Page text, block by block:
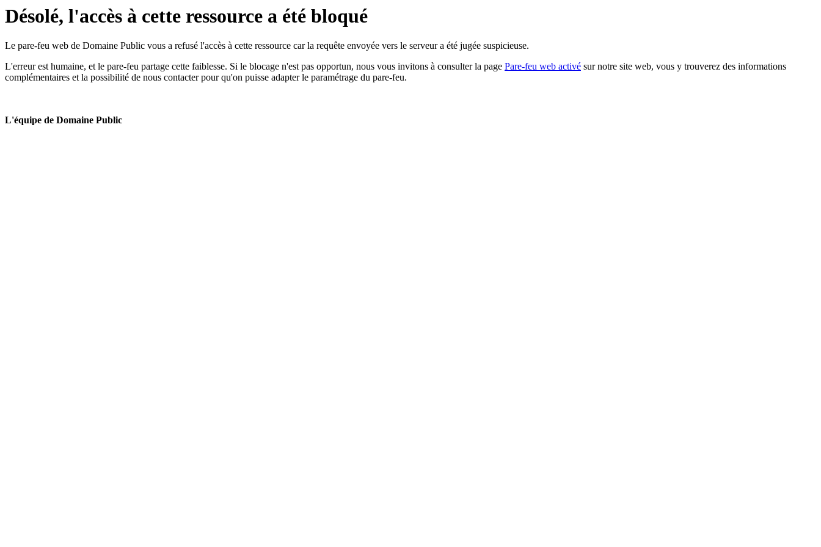
Désolé, l'accès à cette ressource a été bloqué
Le pare-feu web de Domaine Public vous a refusé l'accès à cette ressource car la requête envoyée vers le serveur a été jugée suspicieuse.
L'erreur est humaine, et le pare-feu partage cette faiblesse. Si le blocage n'est pas opportun, nous vous invitons à consulter la page Pare-feu web activé sur notre site web, vous y trouverez des informations
complémentaires et la possibilité de nous contacter pour qu'on puisse adapter le paramétrage du pare-feu.
L'équipe de Domaine Public